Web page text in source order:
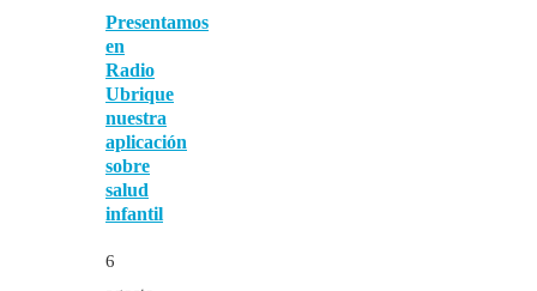
Presentamos
en
Radio
Ubrique
nuestra
aplicación
sobre
salud
infantil
6